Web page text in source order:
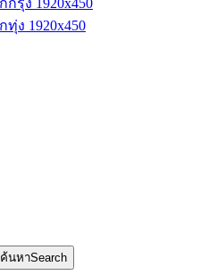
ค้นหาSearch